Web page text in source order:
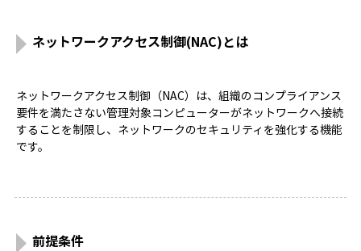
ネットワークアクセス制御(NAC)とは
ネットワークアクセス制御（NAC）は、組織のコンプライアンス
要件を満たさない管理対象コンピューターがネットワークへ接続
することを制限し、ネットワークのセキュリティを強化する機能
です。
前提条件